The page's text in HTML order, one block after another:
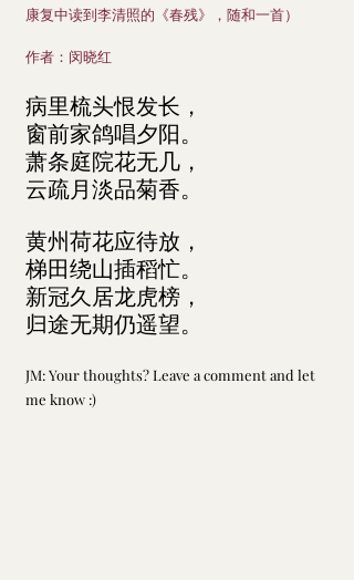
康复中读到李清照的《春残》，随和一首）
作者：闵晓红
病里梳头恨发长，
窗前家鸽唱夕阳。
萧条庭院花无几，
云疏月淡品菊香。
黄州荷花应待放，
梯田绕山插稻忙。
新冠久居龙虎榜，
归途无期仍遥望。
JM: Your thoughts? Leave a comment and let
me know :)